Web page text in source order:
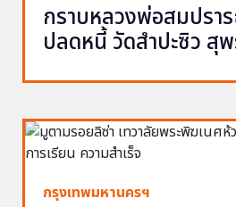
กราบหลวงพ่อสมปรา
ปลดหนี้ วัดสำปะซิว สุ
กรุงเทพมหานครฯ